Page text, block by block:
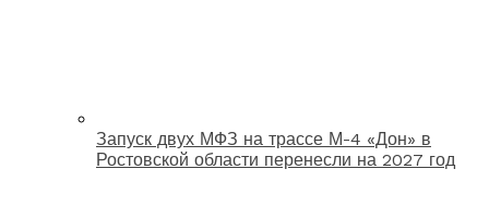
Запуск двух МФЗ на трассе М-4 «Дон» в
Ростовской области перенесли на 2027 год